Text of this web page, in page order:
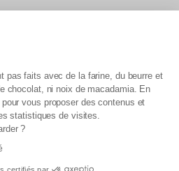
pas faits avec de la farine, du beurre et
chocolat, ni noix de macadamia. En
vous proposer des contenus et
statistiques de visites.
?
certifiés par
de vente
du programme de fidélité
personnelles
de vente Pro
d’accessibilité